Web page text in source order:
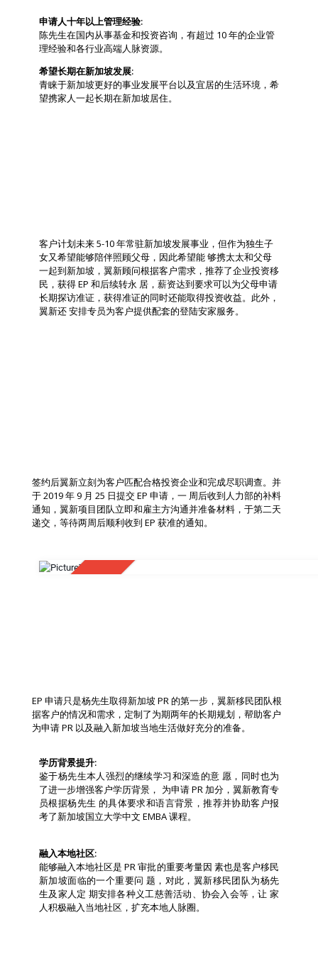
申请人十年以上管理经验:
陈先生在国内从事基金和投资咨询，有超过 10 年的企业管
理经验和各行业高端人脉资源。
希望长期在新加坡发展:
青睐于新加坡更好的事业发展平台以及宜居的生活环境，希
望携家人一起长期在新加坡居住。
客户计划未来 5-10 年常驻新加坡发展事业，但作为独生子
女又希望能够陪伴照顾父母，因此希望能 够携太太和父母
一起到新加坡，翼新顾问根据客户需求，推荐了企业投资移
民，获得 EP 和后续转永 居，薪资达到要求可以为父母申请
长期探访准证，获得准证的同时还能取得投资收益。此外，
翼新还 安排专员为客户提供配套的登陆安家服务。
签约后翼新立刻为客户匹配合格投资企业和完成尽职调查。并
于 2019 年 9 月 25 日提交 EP 申请，一 周后收到人力部的补料
通知，翼新项目团队立即和雇主方沟通并准备材料，于第二天
递交，等待两周后顺利收到 EP 获准的通知。
EP 申请只是杨先生取得新加坡 PR 的第一步，翼新移民团队根
据客户的情况和需求，定制了为期两年的长期规划，帮助客户
为申请 PR 以及融入新加坡当地生活做好充分的准备。
学历背景提升:
鉴于杨先生本人强烈的继续学习和深造的意 愿，同时也为
了进一步增强客户学历背景， 为申请 PR 加分，翼新教育专
员根据杨先生 的具体要求和语言背景，推荐并协助客户报
考了新加坡国立大学中文 EMBA 课程。
融入本地社区:
能够融入本地社区是 PR 审批的重要考量因 素也是客户移民
新加坡面临的一个重要问 题，对此，翼新移民团队为杨先
生及家人定 期安排各种义工慈善活动、协会入会等，让 家
人积极融入当地社区，扩充本地人脉圈。